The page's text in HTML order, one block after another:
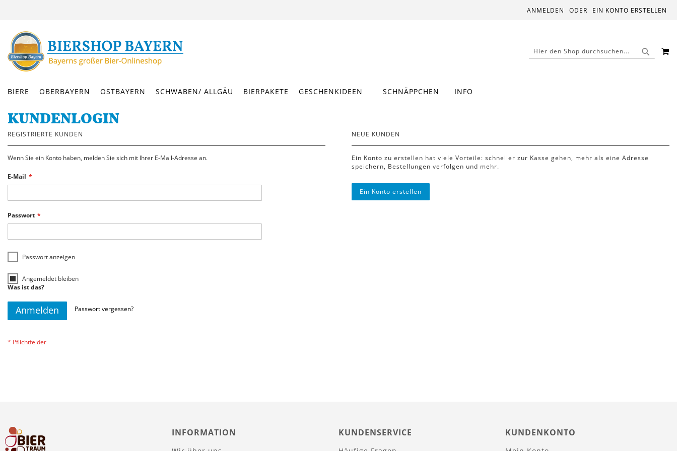
INHALT
ANMELDEN EIN KONTO ERSTELLEN
SUCHE
BIERE OBERBAYERN OSTBAYERN SCHWABEN/ ALLGÄU BIERPAKETE GESCHENKIDEEN SCHNÄPPCHEN INFO
KUNDENLOGIN
REGISTRIERTE KUNDEN
Wenn Sie ein Konto haben, melden Sie sich mit Ihrer E-Mail-Adresse an.
E-Mail
Passwort
Passwort anzeigen
Angemeldet bleiben
Was ist das?
Anmelden Passwort vergessen?
NEUE KUNDEN
Ein Konto zu erstellen hat viele Vorteile: schneller zur Kasse gehen, mehr als eine Adresse
speichern, Bestellungen verfolgen und mehr.
Ein Konto erstellen
INFORMATION KUNDENSERVICE KUNDENKONTO